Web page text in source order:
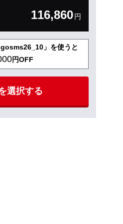
116,860円
」を使うと
円OFF
選択する